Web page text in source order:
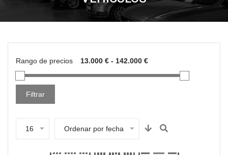
Rango de precios
Filtrar
16 Ordenar por fecha